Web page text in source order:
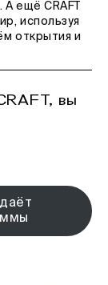
ещё CRAFT
используя
открытия и
вы